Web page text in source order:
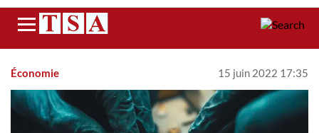
Menu
Économie 15 juin 2022 17:35